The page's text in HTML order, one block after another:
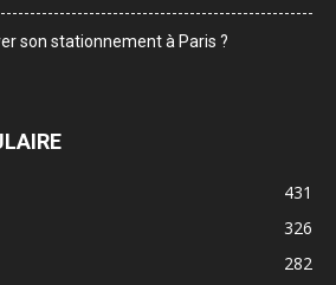
son stationnement à Paris ?
431
326
282